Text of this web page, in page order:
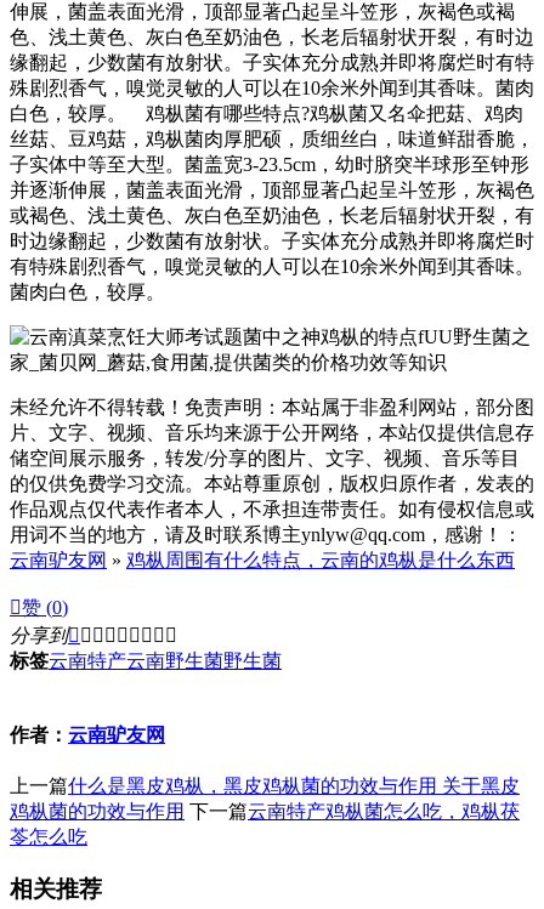
伸展，菌盖表面光滑，顶部显著凸起呈斗笠形，灰褐色或褐
色、浅土黄色、灰白色至奶油色，长老后辐射状开裂，有时边
缘翻起，少数菌有放射状。子实体充分成熟并即将腐烂时有特
殊剧烈香气，嗅觉灵敏的人可以在10余米外闻到其香味。菌肉
白色，较厚。 鸡枞菌有哪些特点?鸡枞菌又名伞把菇、鸡肉
丝菇、豆鸡菇，鸡枞菌肉厚肥硕，质细丝白，味道鲜甜香脆，
子实体中等至大型。菌盖宽3-23.5cm，幼时脐突半球形至钟形
并逐渐伸展，菌盖表面光滑，顶部显著凸起呈斗笠形，灰褐色
或褐色、浅土黄色、灰白色至奶油色，长老后辐射状开裂，有
时边缘翻起，少数菌有放射状。子实体充分成熟并即将腐烂时
有特殊剧烈香气，嗅觉灵敏的人可以在10余米外闻到其香味。
菌肉白色，较厚。
fUU野生菌之
家_菌贝网_蘑菇,食用菌,提供菌类的价格功效等知识
未经允许不得转载！免责声明：本站属于非盈利网站，部分图
片、文字、视频、音乐均来源于公开网络，本站仅提供信息存
储空间展示服务，转发/分享的图片、文字、视频、音乐等目
的仅供免费学习交流。本站尊重原创，版权归原作者，发表的
作品观点仅代表作者本人，不承担连带责任。如有侵权信息或
用词不当的地方，请及时联系博主ynlyw@qq.com，感谢！：
云南驴友网 » 鸡枞周围有什么特点，云南的鸡枞是什么东西
赞 (0)
分享到        
标签云南特产云南野生菌野生菌
作者： 云南驴友网
上一篇什么是黑皮鸡枞，黑皮鸡枞菌的功效与作用 关于黑皮
鸡枞菌的功效与作用 下一篇云南特产鸡枞菌怎么吃，鸡枞茯
苓怎么吃
相关推荐